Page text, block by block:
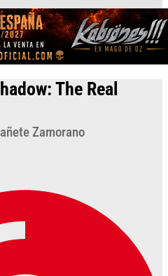
The Real
Zamorano